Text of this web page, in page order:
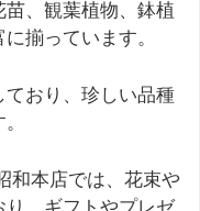
、観葉植物、鉢植
揃っています。
おり、珍しい品種
和本店では、花束や